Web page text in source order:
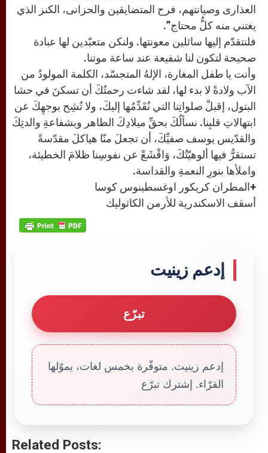
العذارى وصيانتهم، فرح المتضايقين والحزانى، الكنز الذي
يغتني منه كلُّ محتاج”.
فلنتقدّم إليها سائلين معونتها. ولنكن متعبّدين لها عبادة
صحيحة لتكون لنا شفيعة عند ساعة موتنا.
وأنت يا طفل المغارة، الإلهُ المتجسّد، الكلمة المولودُ من
الآب ولادةً لا بدء لها، لقد شاءت رحمتُكَ أن تسكنَ في حشا
البتول، إقبلْ صلواتِنا التي نُقَدِّمُها إليكَ، ولا تُشِح بوجهِكَ عن
ابتهالاتِ قلبِنا. نسألُكَ بحقِّ ميلادِكَ الطاهر وبشفاعةِ والدتِكَ
والقدّيس يوسف صفيِّكَ، أن تجعلَ منّا هياكلَ مقدّسةً
تستقرُّ فيها ألوهيّتُكَ، وَاقْشَعْ عن نفوسِنا ظلامَ الخطيئة،
واملأها بنورِ النعمةِ والقداسة.
+المطران كريكور اوغسطينوس كوسا
أسقف الاسكندرية للأرمن الكاثوليك
إدعم زينيت
تبرّع
إدعم زينيت. متوفّرة بخمس لغات، يموّلها
القرّاء. إشترك تبرّع
Related Posts: